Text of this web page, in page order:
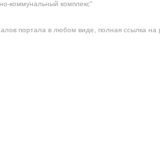
коммунальный комплекс"
портала в любом виде, полная ссылка на